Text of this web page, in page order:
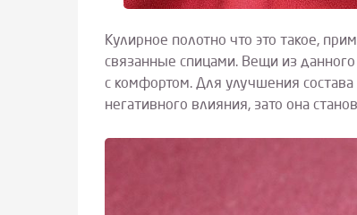
Кулирное полотно что это такое,
связанные спицами. Вещи из
с комфортом. Для улучшения
негативного влияния, зато она